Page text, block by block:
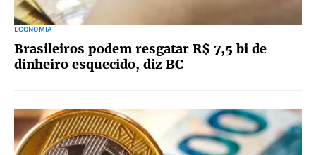
ECONOMIA
Brasileiros podem resgatar R$ 7,5 bi de
dinheiro esquecido, diz BC